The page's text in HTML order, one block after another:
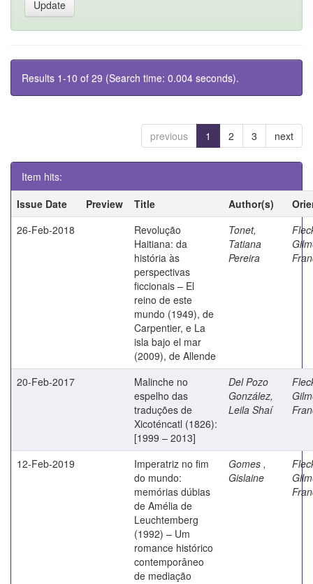
Results 1-10 of 29 (Search time: 0.004 seconds).
previous 1 2 3 next
Item hits:
Issue Date
Preview Title Author(s)
26-Feb-2018
Revolução
Haitiana: da
história às
perspectivas
ficcionais – El
reino de este
mundo (1949), de
Carpentier, e La
isla bajo el mar
(2009), de Allende
Tonet,
Tatiana
Pereira
20-Feb-2017
Malinche no
espelho das
traduções de
Xicoténcatl (1826):
[1999 – 2013]
Del Pozo
González,
Leila Shaí
12-Feb-2019
Imperatriz no fim
do mundo:
memórias dúbias
de Amélia de
Leuchtemberg
(1992) – Um
romance histórico
contemporâneo
de mediação
Gomes ,
Gislaine